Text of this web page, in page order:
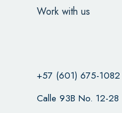
Work with us
+57 (601) 675-1082
Calle 93B No. 12-28